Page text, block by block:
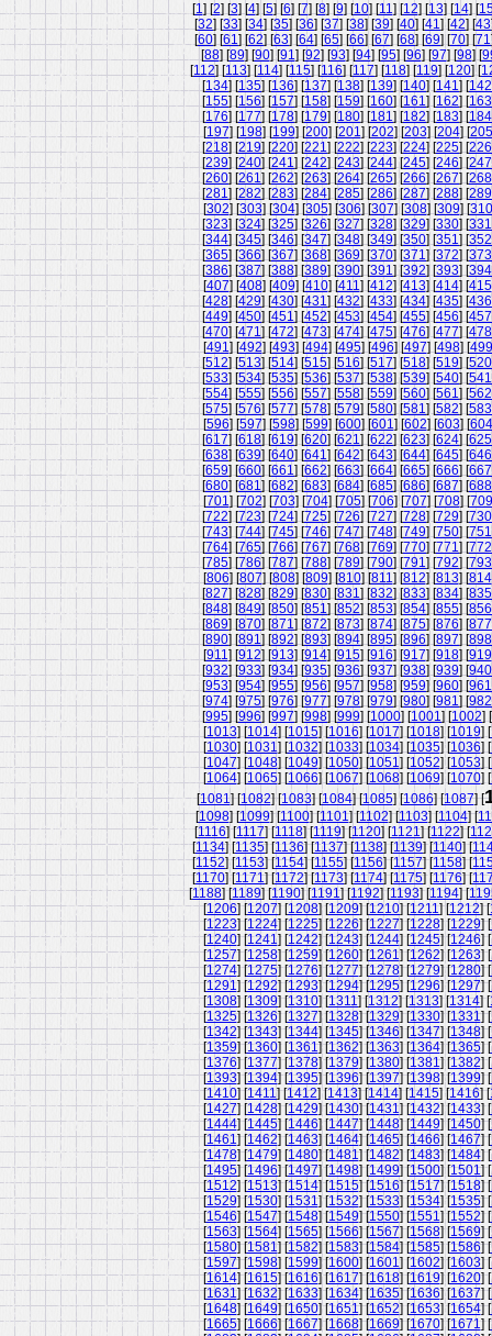
[1] [2] [3] [4] [5] [6] [7] [8] [9] [10] [11] [12] [13] [14] [
[32] [33] [34] [35] [36] [37] [38] [39] [40] [41] [42] [43
[60] [61] [62] [63] [64] [65] [66] [67] [68] [69] [70] [71
[88] [89] [90] [91] [92] [93] [94] [95] [96] [97] [98] [
[112] [113] [114] [115] [116] [117] [118] [119] [120] [
[134] [135] [136] [137] [138] [139] [140] [141] [142
[155] [156] [157] [158] [159] [160] [161] [162] [163
[176] [177] [178] [179] [180] [181] [182] [183] [184
[197] [198] [199] [200] [201] [202] [203] [204] [205
[218] [219] [220] [221] [222] [223] [224] [225] [226
[239] [240] [241] [242] [243] [244] [245] [246] [247
[260] [261] [262] [263] [264] [265] [266] [267] [268
[281] [282] [283] [284] [285] [286] [287] [288] [289
[302] [303] [304] [305] [306] [307] [308] [309] [310
[323] [324] [325] [326] [327] [328] [329] [330] [331
[344] [345] [346] [347] [348] [349] [350] [351] [352
[365] [366] [367] [368] [369] [370] [371] [372] [373
[386] [387] [388] [389] [390] [391] [392] [393] [394
[407] [408] [409] [410] [411] [412] [413] [414] [415
[428] [429] [430] [431] [432] [433] [434] [435] [436
[449] [450] [451] [452] [453] [454] [455] [456] [457
[470] [471] [472] [473] [474] [475] [476] [477] [478
[491] [492] [493] [494] [495] [496] [497] [498] [499
[512] [513] [514] [515] [516] [517] [518] [519] [520
[533] [534] [535] [536] [537] [538] [539] [540] [541
[554] [555] [556] [557] [558] [559] [560] [561] [562
[575] [576] [577] [578] [579] [580] [581] [582] [583
[596] [597] [598] [599] [600] [601] [602] [603] [604
[617] [618] [619] [620] [621] [622] [623] [624] [625
[638] [639] [640] [641] [642] [643] [644] [645] [646
[659] [660] [661] [662] [663] [664] [665] [666] [667
[680] [681] [682] [683] [684] [685] [686] [687] [688
[701] [702] [703] [704] [705] [706] [707] [708] [709
[722] [723] [724] [725] [726] [727] [728] [729] [730
[743] [744] [745] [746] [747] [748] [749] [750] [751
[764] [765] [766] [767] [768] [769] [770] [771] [772
[785] [786] [787] [788] [789] [790] [791] [792] [793
[806] [807] [808] [809] [810] [811] [812] [813] [814
[827] [828] [829] [830] [831] [832] [833] [834] [835
[848] [849] [850] [851] [852] [853] [854] [855] [856
[869] [870] [871] [872] [873] [874] [875] [876] [877
[890] [891] [892] [893] [894] [895] [896] [897] [898
[911] [912] [913] [914] [915] [916] [917] [918] [919
[932] [933] [934] [935] [936] [937] [938] [939] [940
[953] [954] [955] [956] [957] [958] [959] [960] [961
[974] [975] [976] [977] [978] [979] [980] [981] [982
[995] [996] [997] [998] [999] [1000] [1001] [1002] [
[1013] [1014] [1015] [1016] [1017] [1018] [1019] [
[1030] [1031] [1032] [1033] [1034] [1035] [1036] [
[1047] [1048] [1049] [1050] [1051] [1052] [1053] [
[1064] [1065] [1066] [1067] [1068] [1069] [1070] [
[1081] [1082] [1083] [1084] [1085] [1086] [1087] [
[1098] [1099] [1100] [1101] [1102] [1103] [1104] [
[1116] [1117] [1118] [1119] [1120] [1121] [1122] [
[1134] [1135] [1136] [1137] [1138] [1139] [1140] [
[1152] [1153] [1154] [1155] [1156] [1157] [1158] [
[1170] [1171] [1172] [1173] [1174] [1175] [1176] [
[1188] [1189] [1190] [1191] [1192] [1193] [1194] [
[1206] [1207] [1208] [1209] [1210] [1211] [1212] [
[1223] [1224] [1225] [1226] [1227] [1228] [1229] [
[1240] [1241] [1242] [1243] [1244] [1245] [1246] [
[1257] [1258] [1259] [1260] [1261] [1262] [1263] [
[1274] [1275] [1276] [1277] [1278] [1279] [1280] [
[1291] [1292] [1293] [1294] [1295] [1296] [1297] [
[1308] [1309] [1310] [1311] [1312] [1313] [1314] [
[1325] [1326] [1327] [1328] [1329] [1330] [1331] [
[1342] [1343] [1344] [1345] [1346] [1347] [1348] [
[1359] [1360] [1361] [1362] [1363] [1364] [1365] [
[1376] [1377] [1378] [1379] [1380] [1381] [1382] [
[1393] [1394] [1395] [1396] [1397] [1398] [1399] [
[1410] [1411] [1412] [1413] [1414] [1415] [1416] [
[1427] [1428] [1429] [1430] [1431] [1432] [1433] [
[1444] [1445] [1446] [1447] [1448] [1449] [1450] [
[1461] [1462] [1463] [1464] [1465] [1466] [1467] [
[1478] [1479] [1480] [1481] [1482] [1483] [1484] [
[1495] [1496] [1497] [1498] [1499] [1500] [1501] [
[1512] [1513] [1514] [1515] [1516] [1517] [1518] [
[1529] [1530] [1531] [1532] [1533] [1534] [1535] [
[1546] [1547] [1548] [1549] [1550] [1551] [1552] [
[1563] [1564] [1565] [1566] [1567] [1568] [1569] [
[1580] [1581] [1582] [1583] [1584] [1585] [1586] [
[1597] [1598] [1599] [1600] [1601] [1602] [1603] [
[1614] [1615] [1616] [1617] [1618] [1619] [1620] [
[1631] [1632] [1633] [1634] [1635] [1636] [1637] [
[1648] [1649] [1650] [1651] [1652] [1653] [1654] [
[1665] [1666] [1667] [1668] [1669] [1670] [1671] [